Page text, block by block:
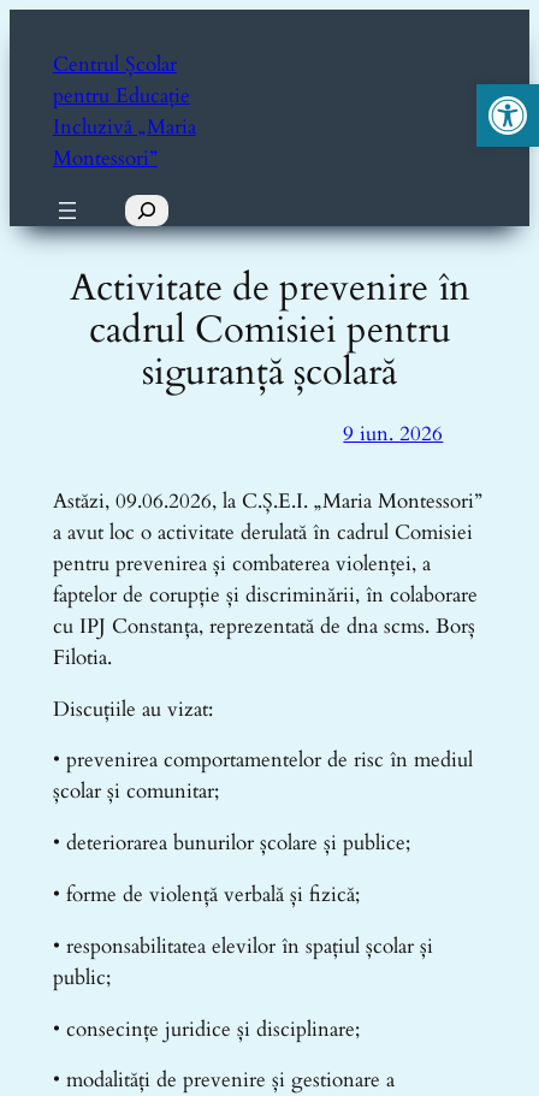
Deschide
conținut
Centrul Școlar
pentru Educație
Incluzivă „Maria
Montessori”
Caută
Activitate de prevenire în
cadrul Comisiei pentru
siguranță școlară
9 iun. 2026
Astăzi, 09.06.2026, la C.Ș.E.I. „Maria Montessori”
a avut loc o activitate derulată în cadrul Comisiei
pentru prevenirea și combaterea violenței, a
faptelor de corupție și discriminării, în colaborare
cu IPJ Constanța, reprezentată de dna scms. Borș
Filotia.
Discuțiile au vizat:
• prevenirea comportamentelor de risc în mediul
școlar și comunitar;
• deteriorarea bunurilor școlare și publice;
• forme de violență verbală și fizică;
• responsabilitatea elevilor în spațiul școlar și
public;
• consecințe juridice și disciplinare;
• modalități de prevenire și gestionare a